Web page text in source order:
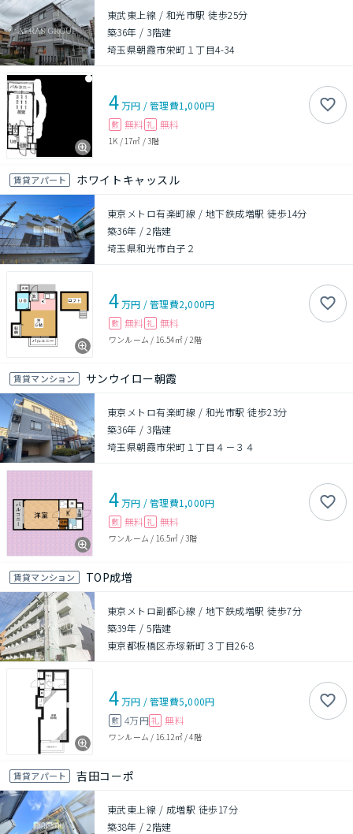
東武東上線 / 和光市駅 徒歩25分
築36年 / 3階建
埼玉県朝霞市栄町１丁目4-34
4万円 /管理費1,000円
敷 無料 礼 無料
1K / 17㎡ /3階
賃貸アパート ホワイトキャッスル
東京メトロ有楽町線 / 地下鉄成増駅 徒歩14分
築36年 /2階建
埼玉県和光市白子２
4万円 /管理費2,000円
敷 無料 礼 無料
ワンルーム / 16.54㎡/ 2階
賃貸マンション サンウイロー朝霞
東京メトロ有楽町線 / 和光市駅 徒歩23分
築36年 / 3階建
埼玉県朝霞市栄町１丁目４－３４
4万円 /管理費1,000円
敷 無料 礼 無料
ワンルーム / 16.5㎡ /3階
賃貸マンション TOP成増
東京メトロ副都心線 / 地下鉄成増駅 徒歩7分
築39年 /5階建
東京都板橋区赤塚新町３丁目26-8
4万円 /管理費5,000円
敷 4万円 礼 無料
ワンルーム / 16.12㎡/4階
賃貸アパート 吉田コーポ
東武東上線 / 成増駅 徒歩17分
築38年 /2階建